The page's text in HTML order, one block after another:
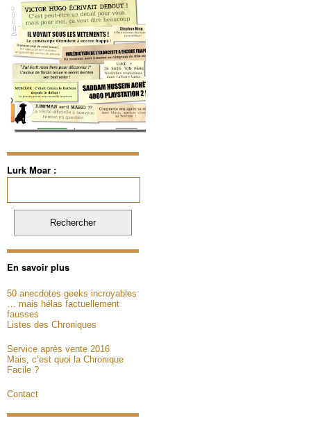
Lurk Moar :
En savoir plus
50 anecdotes geeks incroyables
… mais hélas factuellement
fausses
Listes des Chroniques
Service après vente 2016
Mais, c’est quoi la Chronique
Facile ?
Contact